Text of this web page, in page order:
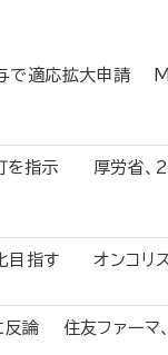
で適応拡大申請
訂を指示 厚労省、
目指す オンコリス
反論 住友ファーマ